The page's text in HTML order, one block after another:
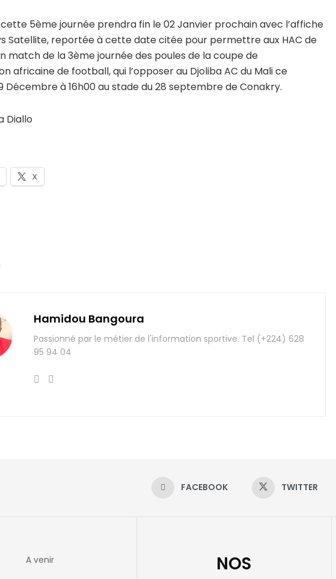
5ème journée prendra fin le 02 Janvier prochain avec l’affiche
Satellite, reportée à cette date citée pour permettre aux HAC de
match de la 3ème journée des poules de la coupe de
africaine de football, qui l’opposer au Djoliba AC du Mali ce
Décembre à 16h00 au stade du 28 septembre de Conakry.
Diallo
X
Hamidou Bangoura
Passionné par le métier de l'information sportive. Tel (+224) 628
95 94 04
FACEBOOK TWITTER
A venir
NOS